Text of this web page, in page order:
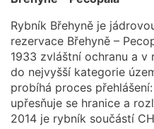
Rybník Břehyně je
rezervace Břehyně –
1933 zvláštní ochranu a v
do nejvyšší kategorie
probíhá proces
upřesňuje se hranice a
2014 je rybník součástí